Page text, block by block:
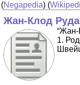
(Negapedia) (
Жан-Клод
“Жан-
1.